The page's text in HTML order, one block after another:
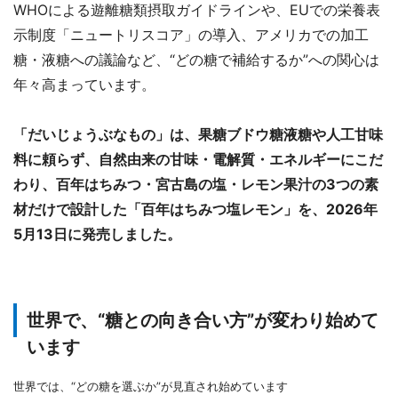
WHOによる遊離糖類摂取ガイドラインや、EUでの栄養表
示制度「ニュートリスコア」の導入、アメリカでの加工
糖・液糖への議論など、“どの糖で補給するか”への関心は
年々高まっています。
「だいじょうぶなもの」は、果糖ブドウ糖液糖や人工甘味
料に頼らず、自然由来の甘味・電解質・エネルギーにこだ
わり、百年はちみつ・宮古島の塩・レモン果汁の3つの素
材だけで設計した「百年はちみつ塩レモン」を、2026年
5月13日に発売しました。
世界で、“糖との向き合い方”が変わり始めて
います
世界では、“どの糖を選ぶか”が見直され始めています